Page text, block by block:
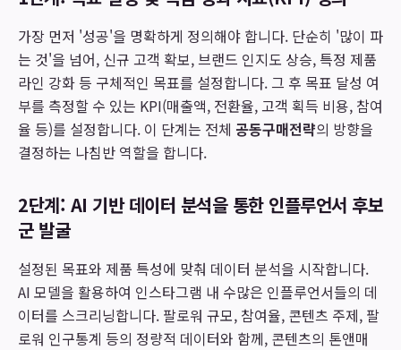
가장 먼저 '성공'을 명확하게 정의해야 합니다. 단순히 '많이 파
는 것'을 넘어, 신규 고객 확보, 브랜드 인지도 상승, 특정 제품
라인 강화 등 구체적인 목표를 설정합니다. 그 후 목표 달성 여
부를 측정할 수 있는 KPI(매출액, 전환율, 고객 획득 비용, 참여
율 등)를 설정합니다. 이 단계는 전체 공동구매전략의 방향을
결정하는 나침반 역할을 합니다.
2단계: AI 기반 데이터 분석을 통한 인플루언서 후보
군 발굴
설정된 목표와 제품 특성에 맞춰 데이터 분석을 시작합니다.
AI 모델을 활용하여 인스타그램 내 수많은 인플루언서들의 데
이터를 스크리닝합니다. 팔로워 규모, 참여율, 콘텐츠 주제, 팔
로워 인구통계 등의 정량적 데이터와 함께, 콘텐츠의 톤앤매